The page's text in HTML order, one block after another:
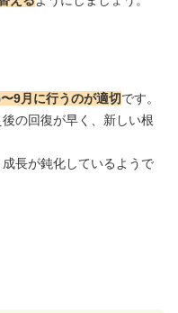
9月に行うのが適切です。
の回復が早く、新しい根
長が鈍化しているようで